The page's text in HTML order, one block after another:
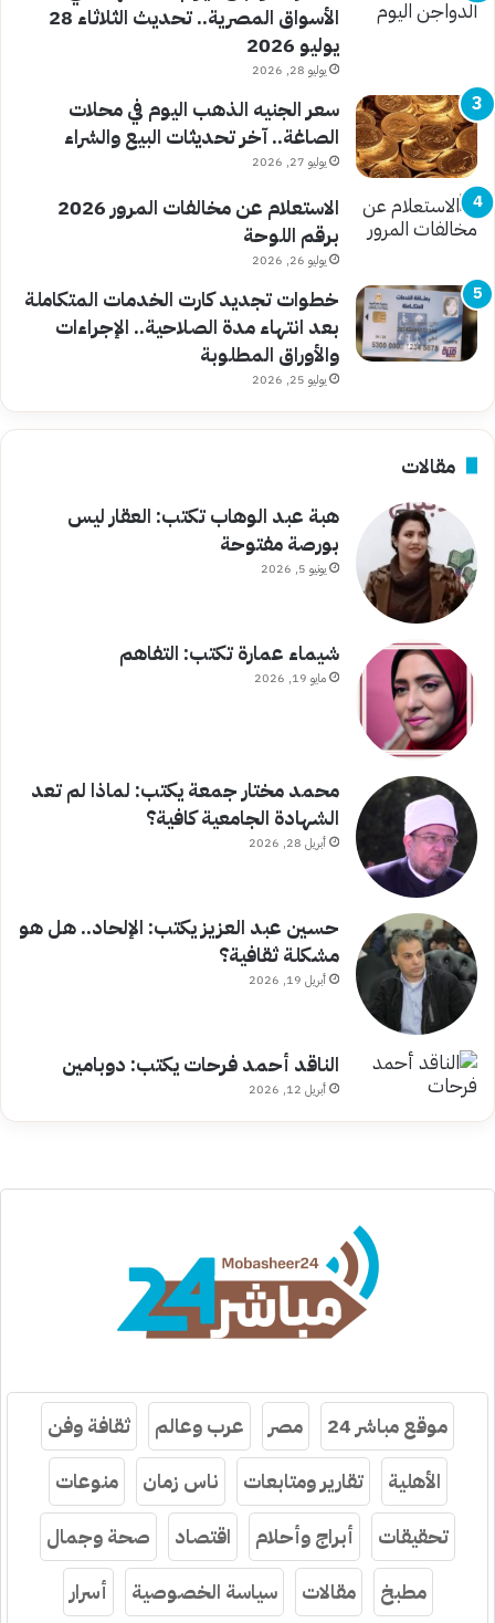
الأسواق المصرية.. تحديث الثلاثاء 28
يوليو 2026
يوليو 28, 2026
سعر الجنيه الذهب اليوم في محلات
الصاغة.. آخر تحديثات البيع والشراء
يوليو 27, 2026
الاستعلام عن مخالفات المرور 2026
برقم اللوحة
يوليو 26, 2026
خطوات تجديد كارت الخدمات المتكاملة
بعد انتهاء مدة الصلاحية.. الإجراءات
والأوراق المطلوبة
يوليو 25, 2026
مقالات
هبة عبد الوهاب تكتب: العقار ليس
بورصة مفتوحة
يونيو 5, 2026
شيماء عمارة تكتب: التفاهم
مايو 19, 2026
محمد مختار جمعة يكتب: لماذا لم تعد
الشهادة الجامعية كافية؟
أبريل 28, 2026
حسين عبد العزيز يكتب: الإلحاد.. هل هو
مشكلة ثقافية؟
أبريل 19, 2026
الناقد أحمد فرحات يكتب: دوبامين
أبريل 12, 2026
موقع مباشر 24 مصر عرب وعالم
ثقافة وفن
الأهلية
تقارير ومتابعات ناس زمان
منوعات
تحقيقات
أبراج وأحلام اقتصاد
صحة وجمال
مطبخ
مقالات سياسة الخصوصية أسرار